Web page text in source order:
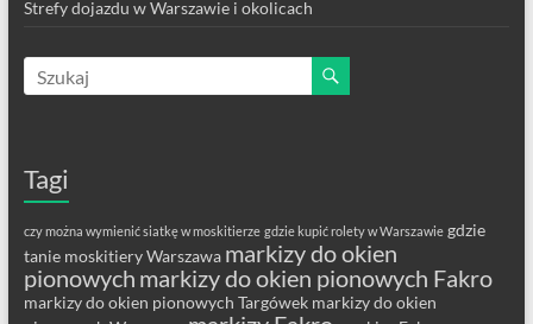
Strefy dojazdu w Warszawie i okolicach
Tagi
czy można wymienić siatkę w moskitierze gdzie kupić rolety w Warszawie gdzie
tanie moskitiery Warszawa markizy do okien
pionowych markizy do okien pionowych Fakro
markizy do okien pionowych Targówek markizy do okien